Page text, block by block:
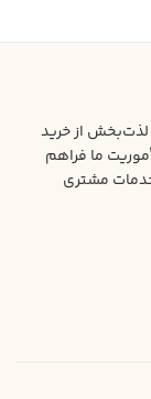
لذت‌بخش از خرید
ما فراهم
مشتری